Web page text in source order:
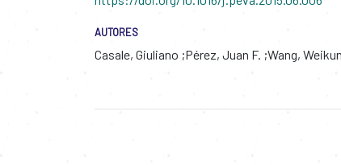
AUTORES
Casale, Giuliano Pérez, Juan F. Wang, Weikun